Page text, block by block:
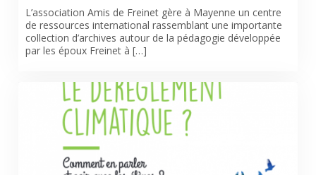
L’association Amis de Freinet gère à Mayenne un centre
de ressources international rassemblant une importante
collection d’archives autour de la pédagogie développée
par les époux Freinet à […]